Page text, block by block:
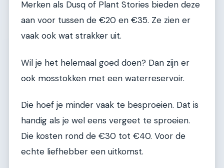
Merken als Dusq of Plant Stories bieden deze
aan voor tussen de €20 en €35. Ze zien er
vaak ook wat strakker uit.
Wil je het helemaal goed doen? Dan zijn er
ook mosstokken met een waterreservoir.
Die hoef je minder vaak te besproeien. Dat is
handig als je wel eens vergeet te sproeien.
Die kosten rond de €30 tot €40. Voor de
echte liefhebber een uitkomst.